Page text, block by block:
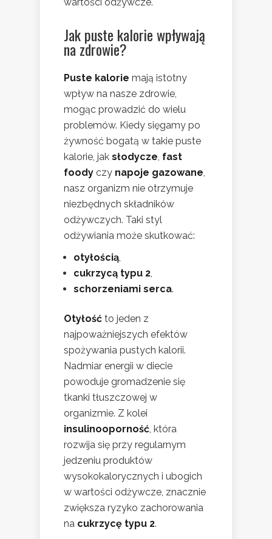
Jak puste kalorie wpływają
na zdrowie?
Puste kalorie mają istotny
wpływ na nasze zdrowie,
mogąc prowadzić do wielu
problemów. Kiedy sięgamy po
żywność bogatą w takie puste
kalorie, jak słodycze, fast
foody czy napoje gazowane,
nasz organizm nie otrzymuje
niezbędnych składników
odżywczych. Taki styl
odżywiania może skutkować:
otyłością,
cukrzycą typu 2,
schorzeniami serca.
Otyłość to jeden z
najpoważniejszych efektów
spożywania pustych kalorii.
Nadmiar energii w diecie
powoduje gromadzenie się
tkanki tłuszczowej w
organizmie. Z kolei
insulinooporność, która
rozwija się przy regularnym
jedzeniu produktów
wysokokalorycznych i ubogich
w wartości odżywcze, znacznie
zwiększa ryzyko zachorowania
na cukrzycę typu 2.